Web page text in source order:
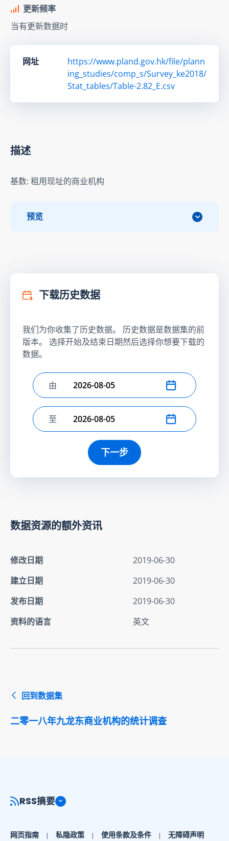
更新频率
当有更新数据时
网址
https://www.pland.gov.hk/file/plann
ing_studies/comp_s/Survey_ke2018/
Stat_tables/Table-2.82_E.csv
描述
基数: 租用现址的商业机构
预览
下载历史数据
我们为你收集了历史数据。 历史数据是数据集的前
版本。 选择开始及结束日期然后选择你想要下载的
数据。
选择开始日期
由
选择结束日期
至
下一步
数据资源的额外资讯
修改日期
2019-06-30
建立日期
2019-06-30
发布日期
2019-06-30
资料的语言
英文
回到数据集
二零一八年九龙东商业机构的统计调查
RSS摘要
网页指南 私隐政策 使用条款及条件 无障碍声明